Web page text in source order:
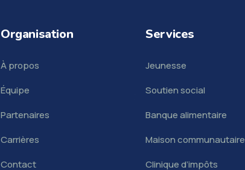
Organisation
À propos
Équipe
Partenaires
Carrières
Contact
Services
Jeunesse
Soutien social
Banque alimentaire
Maison communautaire
Clinique d’impôts